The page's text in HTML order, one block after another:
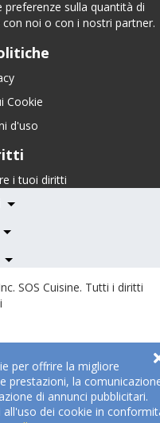
per offrire la migliore
prestazioni, la
di annunci pubblicitari.
all'uso dei cookie in
sulla quantità di
noi o con i nostri partner.
Cookie
d'uso
i tuoi diritti
. SOS Cuisine. Tutti i diritti